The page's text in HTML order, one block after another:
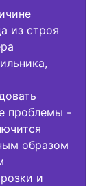
из строя
проблемы -
образом
и